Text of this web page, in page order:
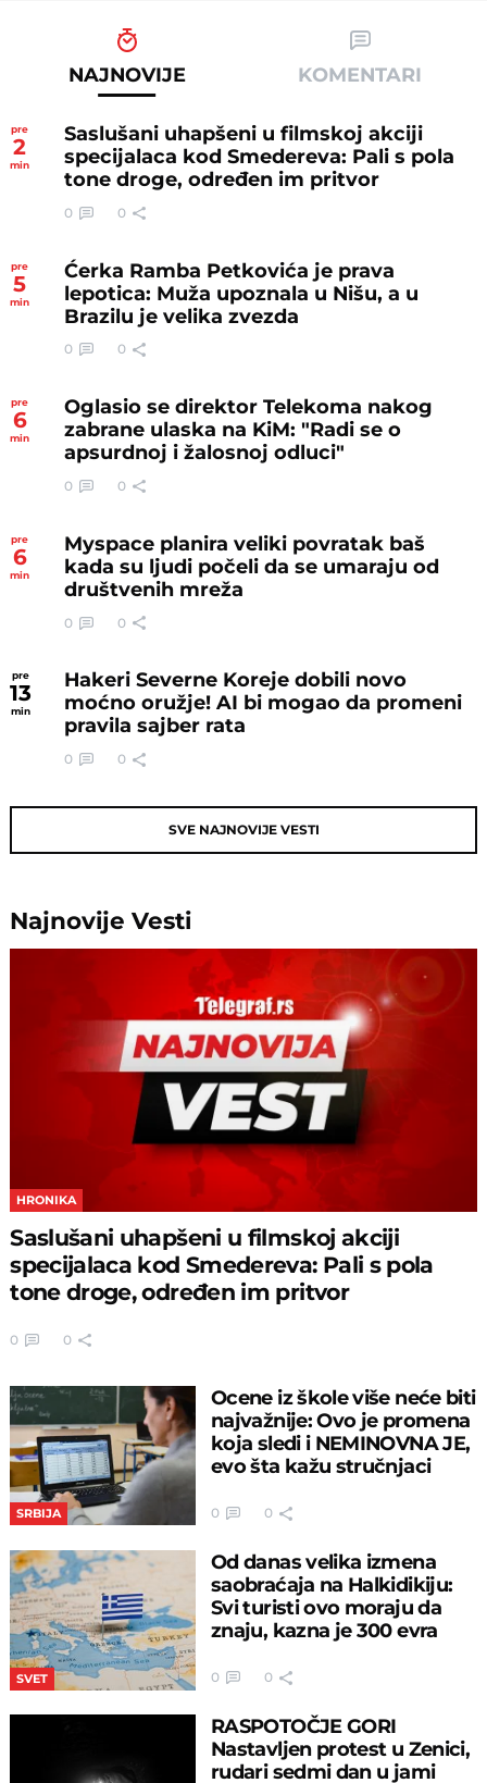
NAJNOVIJE KOMENTARI
pre
2
min
Saslušani uhapšeni u filmskoj akciji
specijalaca kod Smedereva: Pali s pola
tone droge, određen im pritvor
0 0
pre
5
min
Ćerka Ramba Petkovića je prava
lepotica: Muža upoznala u Nišu, a u
Brazilu je velika zvezda
0 0
pre
6
min
Oglasio se direktor Telekoma nakog
zabrane ulaska na KiM: "Radi se o
apsurdnoj i žalosnoj odluci"
0 0
pre
6
min
Myspace planira veliki povratak baš
kada su ljudi počeli da se umaraju od
društvenih mreža
0 0
pre
13
min
Hakeri Severne Koreje dobili novo
moćno oružje! AI bi mogao da promeni
pravila sajber rata
0 0
SVE NAJNOVIJE VESTI
NajnovijeVesti
HRONIKA
Saslušani uhapšeni u filmskoj akciji
specijalaca kod Smedereva: Pali s pola
tone droge, određen im pritvor
0 0
SRBIJA
Ocene iz škole više neće biti
najvažnije: Ovo je promena
koja sledi i NEMINOVNA JE,
evo šta kažu stručnjaci
0 0
SVET
Od danas velika izmena
saobraćaja na Halkidikiju:
Svi turisti ovo moraju da
znaju, kazna je 300 evra
0 0
RASPOTOČJE GORI
Nastavljen protest u Zenici,
rudari sedmi dan u jami